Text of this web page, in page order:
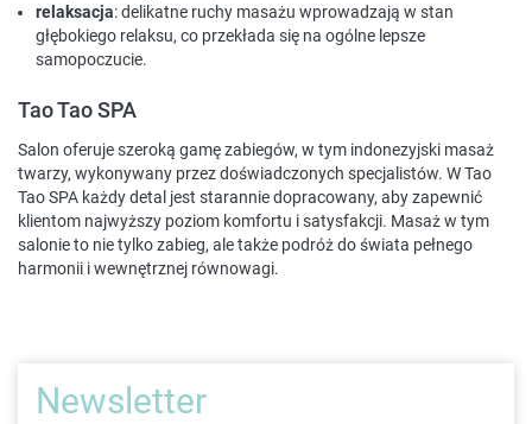
relaksacja: delikatne ruchy masażu wprowadzają w stan
głębokiego relaksu, co przekłada się na ogólne lepsze
samopoczucie.
Tao Tao SPA
Salon oferuje szeroką gamę zabiegów, w tym indonezyjski masaż
twarzy, wykonywany przez doświadczonych specjalistów. W Tao
Tao SPA każdy detal jest starannie dopracowany, aby zapewnić
klientom najwyższy poziom komfortu i satysfakcji. Masaż w tym
salonie to nie tylko zabieg, ale także podróż do świata pełnego
harmonii i wewnętrznej równowagi.
Newsletter